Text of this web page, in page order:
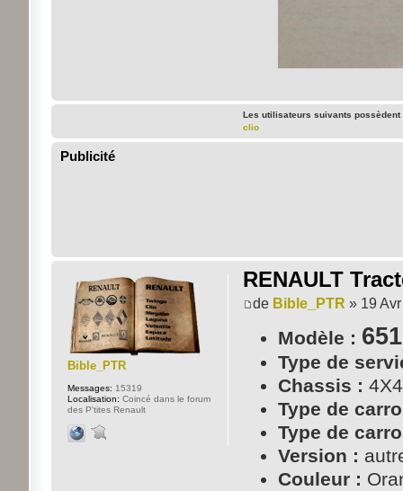
Les utilisateurs suivants
clio
Publicité
RENAULT
de Bible_PTR » 19
Modèle :
Type de
Chassis :
Type de
Type de
Version :
Couleur :
Bible_PTR
Messages: 15319
Localisation: Coincé dans le forum
des P'tites Renault